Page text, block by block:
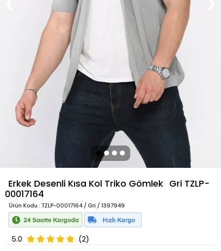
Erkek Desenli Kısa Kol Triko Gömlek Gri TZLP-
00017164
Ürün Kodu : TZLP-00017164 / Gri / 1397949
5.0 (2)